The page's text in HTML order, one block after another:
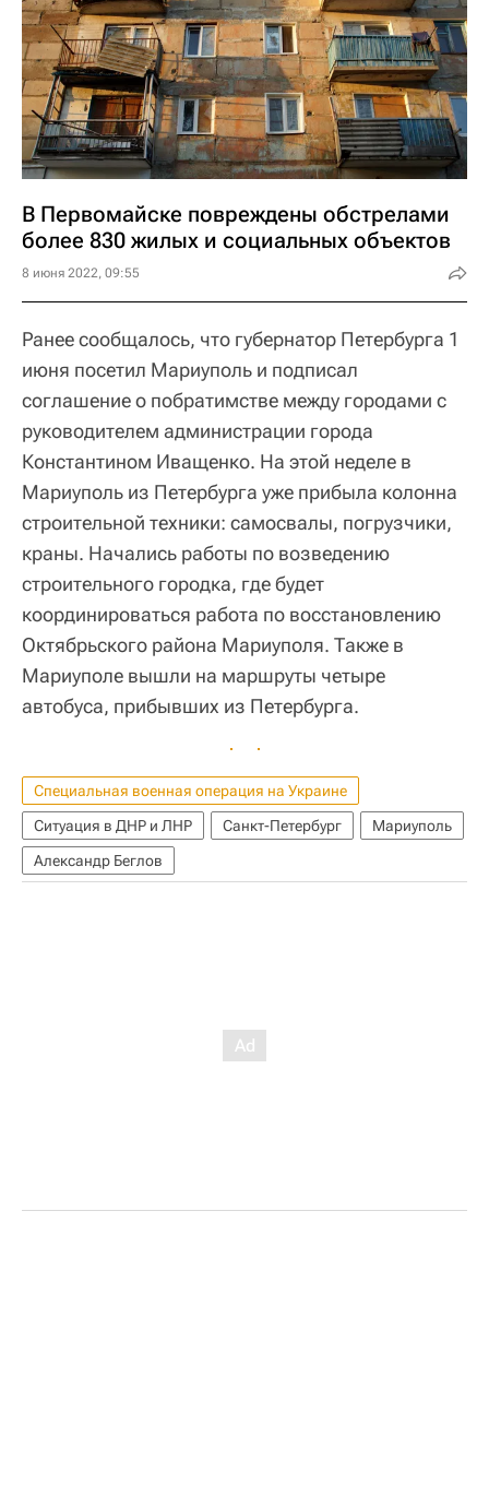
В Первомайске повреждены обстрелами
более 830 жилых и социальных объектов
8 июня 2022, 09:55
Ранее сообщалось, что губернатор Петербурга 1
июня посетил Мариуполь и подписал
соглашение о побратимстве между городами с
руководителем администрации города
Константином Иващенко. На этой неделе в
Мариуполь из Петербурга уже прибыла колонна
строительной техники: самосвалы, погрузчики,
краны. Начались работы по возведению
строительного городка, где будет
координироваться работа по восстановлению
Октябрьского района Мариуполя. Также в
Мариуполе вышли на маршруты четыре
автобуса, прибывших из Петербурга.
Специальная военная операция на Украине
Ситуация в ДНР и ЛНР
Санкт-Петербург
Мариуполь
Александр Беглов